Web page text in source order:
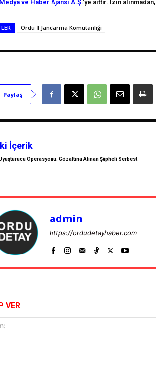
ve Haber Ajansı A.Ş.’ye aittir. İzin
Ordu İl Jandarma Komutanlığı
Paylaş
İçerik
Operasyonu: Gözaltına Alınan Şüpheli Serbest
admin
https://ordudetayhaber.com
VER